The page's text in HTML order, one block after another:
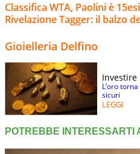
Classifica WTA, Paolini è
Rivelazione Tagger: il balzo
Gioielleria Delfino
Investire
L’oro
sicuri
LEGGI